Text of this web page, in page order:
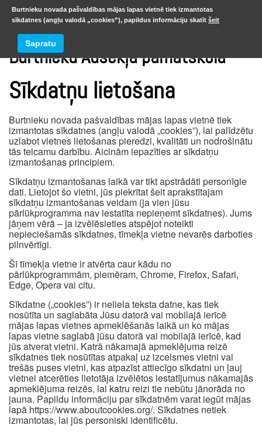
Burtnieku Ausekļa pamatskola
Sīkdatņu lietošana
Burtnieku novada pašvaldības mājas lapas vietnē tiek
izmantotas sīkdatnes (angļu valodā „cookies”), lai palīdzētu
uzlabot vietnes lietošanas pieredzi, kvalitāti un nodrošinātu
tās teicamu darbību. Aicinām iepazīties ar sīkdatņu
izmantošanas principiem.
Sīkdatņu izmantošanas laikā var tikt apstrādāti personīgie
dati. Lietojot šo vietni, jūs piekrītat šeit aprakstītajam
sīkdatņu izmantošanas veidam (ja vien jūsu
pārlūkprogramma nav iestatīta nepieņemt sīkdatnes). Jums
jāņem vērā – ja izvēlēsieties atspējot noteikti
nepieciešamās sīkdatnes, tīmekļa vietne nevarēs darboties
pilnvērtīgi.
Šī tīmekļa vietne ir atvērta caur kādu no
pārlūkprogrammām, piemēram, Chrome, Firefox, Safari,
Edge, Opera vai citu.
Sīkdatne („cookies”) ir neliela teksta datne, kas tiek
nosūtīta un saglabāta Jūsu datorā vai mobilajā ierīcē
mājas lapas vietnes apmeklēšanās laikā un ko mājas
lapas vietne saglabā jūsu datorā vai mobilajā ierīcē, kad
jūs atverat vietni. Katrā nākamajā apmeklējuma reizē
sīkdatnes tiek nosūtītas atpakaļ uz izcelsmes vietni vai
trešās puses vietni, kas atpazīst attiecīgo sīkdatni un ļauj
vietnei atcerēties lietotāja izvēlētos iestatījumus nākamajās
apmeklējuma reizēs, lai katru reizi tie nebūtu jānorāda no
jauna. Papildu informāciju par sīkdatnēm varat iegūt mājas
lapā https://www.aboutcookies.org/. Sīkdatnes netiek
izmantotas, lai jūs personiski identificētu.
Burtnieku novada pašvaldības mājas lapas vietnē tiek izmantotas
sīkdatnes (angļu valodā „cookies”), papildus informāciju skatīt šeit
Sapratu